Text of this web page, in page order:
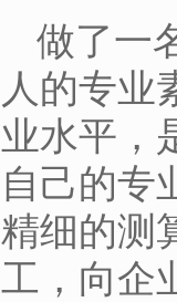
做了一
人的专业
业水平，
自己的专
精细的测
工，向企